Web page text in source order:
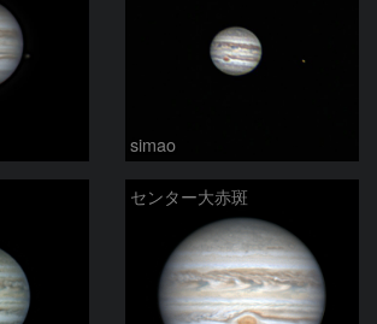
simao
センター大赤斑